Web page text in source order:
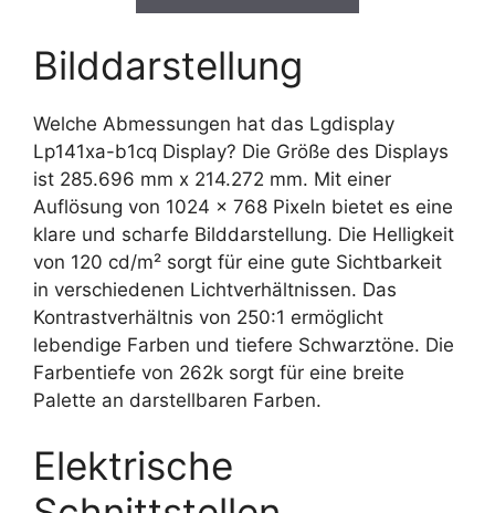
Bilddarstellung
Welche Abmessungen hat das Lgdisplay
Lp141xa-b1cq Display? Die Größe des Displays
ist 285.696 mm x 214.272 mm. Mit einer
Auflösung von 1024 x 768 Pixeln bietet es eine
klare und scharfe Bilddarstellung. Die Helligkeit
von 120 cd/m² sorgt für eine gute Sichtbarkeit
in verschiedenen Lichtverhältnissen. Das
Kontrastverhältnis von 250:1 ermöglicht
lebendige Farben und tiefere Schwarztöne. Die
Farbentiefe von 262k sorgt für eine breite
Palette an darstellbaren Farben.
Elektrische